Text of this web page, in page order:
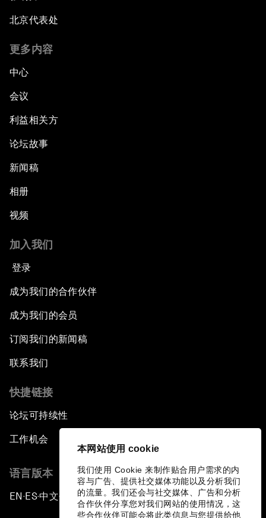
本网站使用 cookie
我们使用 Cookie 来制作贴合用户需求的内
容与广告、提供社交媒体功能以及分析我们
的流量。我们还会与社交媒体、广告和分析
合作伙伴分享您对我们网站的使用情况，这
些合作伙伴可能会将此类信息与您提供给他
北京代表处
更多内容
中心
会议
利益相关方
论坛故事
新闻稿
相册
视频
加入我们
登录
成为我们的合作伙伴
成为我们的会员
订阅我们的新闻稿
联系我们
快捷链接
论坛可持续性
工作机会
语言版本
EN ▪ ES▪中文▪ 日本語